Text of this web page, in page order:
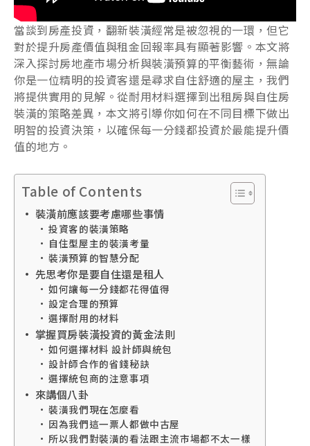
當談到房產投資，翻新裝潢經常是被忽視的一環，但它
對於提升房產價值與租金回報率具有顯著影響。本文將
深入探討房地產市場分析與裝潢預算的平衡藝術，無論
你是一位精明的投資客還是尋求自住舒適的屋主，我們
將提供實用的見解。從耐用材料選擇到出租房與自住房
裝潢的策略差異，本文將引導你如何在不同目標下做出
明智的投資決策，以確保每一分錢都投資於最能提升價
值的地方。
Table of Contents
裝潢前應該要考慮哪些事情
投資客的裝潢策略
自住型屋主的裝潢考量
裝潢預算的智慧分配
先思考你是要自住還是租人
如何讓每一分錢都花得值得
設定合理的預算
選擇耐用的材料
掌握買房裝潢投資的黃金法則
如何選擇材料 設計師與統包
設計師合作的省錢秘訣
選擇統包商的注意事項
來講個八卦
裝潢我們現在怎麼看
因為我們這一票人都做中古屋
所以我們對裝潢的看法跟主流市場都不太一樣